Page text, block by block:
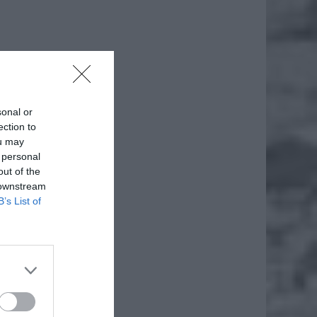
or
to
may
of the
List of
w